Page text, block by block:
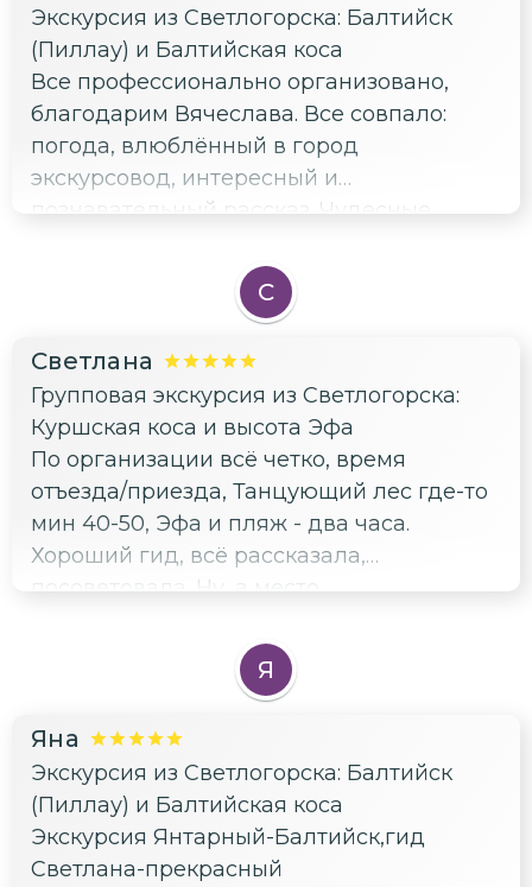
Экскурсия из Светлогорска: Балтийск
(Пиллау) и Балтийская коса
Все профессионально организовано,
благодарим Вячеслава. Все совпало:
погода, влюблённый в город
экскурсовод, интересный и
познавательный рассказ. Чудесные
С
Светлана
Групповая экскурсия из Светлогорска:
Куршская коса и высота Эфа
По организации всё четко, время
отъезда/приезда, Танцующий лес где-то
мин 40-50, Эфа и пляж - два часа.
Хороший гид, всё рассказала,
посоветовала. Ну, а место
сожалению, не передают масштаба и
Я
Яна
Экскурсия из Светлогорска: Балтийск
(Пиллау) и Балтийская коса
Экскурсия Янтарный-Балтийск,гид
Светлана-прекрасный